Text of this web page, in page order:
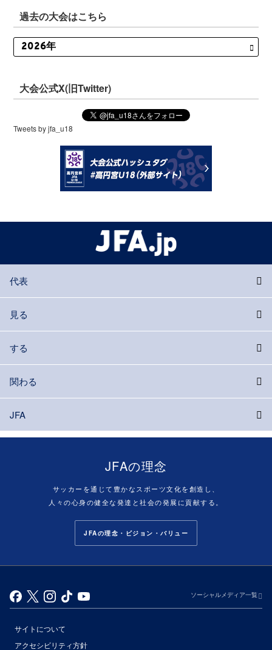
過去の大会はこちら
大会公式X(旧Twitter)
Tweets by jfa_u18
代表
見る
する
関わる
JFA
JFAの理念
サッカーを通じて豊かなスポーツ文化を創造し、
人々の心身の健全な発達と社会の発展に貢献する。
JFAの理念・ビジョン・バリュー
ソーシャルメディア一覧
サイトについて
アクセシビリティ方針